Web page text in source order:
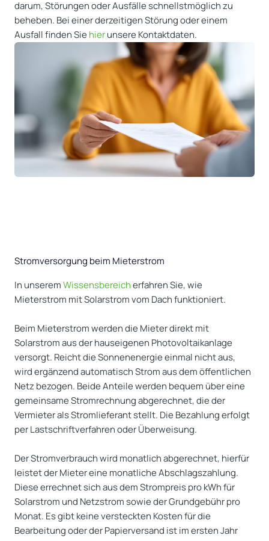
darum, Störungen oder Ausfälle schnellstmöglich zu
beheben. Bei einer derzeitigen Störung oder einem
Ausfall finden Sie hierunsere Kontaktdaten.
Stromversorgung beim Mieterstrom
In unseremWissensbereicherfahren Sie, wie
Mieterstrom mit Solarstrom vom Dach funktioniert.
Beim Mieterstrom werden die Mieter direkt mit
Solarstrom aus der hauseigenen Photovoltaikanlage
versorgt. Reicht die Sonnenenergie einmal nicht aus,
wird ergänzend automatisch Strom aus dem öffentlichen
Netz bezogen. Beide Anteile werden bequem über eine
gemeinsame Stromrechnung abgerechnet, die der
Vermieter als Stromlieferant stellt. Die Bezahlung erfolgt
per Lastschriftverfahren oder Überweisung.
Der Stromverbrauch wird monatlich abgerechnet, hierfür
leistet der Mieter eine monatliche Abschlagszahlung.
Diese errechnet sich aus dem Strompreis pro kWh für
Solarstrom und Netzstrom sowie der Grundgebühr pro
Monat. Es gibt keine versteckten Kosten für die
Bearbeitung oder der Papierversand ist im ersten Jahr